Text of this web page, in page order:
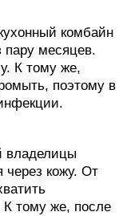
комбайн
пару месяцев.
К тому же,
поэтому в
владелицы
кожу. От
К тому же, после